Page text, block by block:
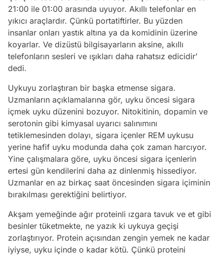
21:00 ile 01:00 arasında uyuyor. Akıllı telefonlar en
yıkıcı araçlardır. Çünkü portatiftirler. Bu yüzden
insanlar onları yastık altına ya da komidinin üzerine
koyarlar. Ve dizüstü bilgisayarların aksine, akıllı
telefonların sesleri ve ışıkları daha rahatsız edicidir’
dedi.
Uykuyu zorlaştıran bir başka etmense sigara.
Uzmanların açıklamalarına gör, uyku öncesi sigara
içmek uyku düzenini bozuyor. Nitokitinin, dopamin ve
serotonin gibi kimyasal uyarıcı salınımını
tetiklemesinden dolayı, sigara içenler REM uykusu
yerine hafif uyku modunda daha çok zaman harcıyor.
Yine çalışmalara göre, uyku öncesi sigara içenlerin
ertesi gün kendilerini daha az dinlenmiş hissediyor.
Uzmanlar en az birkaç saat öncesinden sigara içiminin
bırakılması gerektiğini belirtiyor.
Akşam yemeğinde ağır proteinli ızgara tavuk ve et gibi
besinler tüketmekte, ne yazık ki uykuya geçişi
zorlaştırıyor. Protein açısından zengin yemek ne kadar
iyiyse, uyku içinde o kadar kötü. Çünkü proteini